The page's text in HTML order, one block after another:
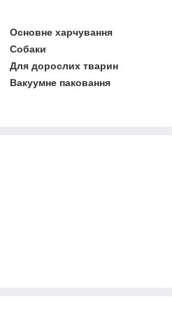
Основне харчування
Собаки
Для дорослих тварин
Вакуумне паковання